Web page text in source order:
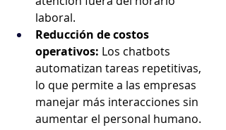
laboral.
Reducción de costos
operativos: Los chatbots
automatizan tareas repetitivas,
lo que permite a las empresas
manejar más interacciones sin
aumentar el personal humano.